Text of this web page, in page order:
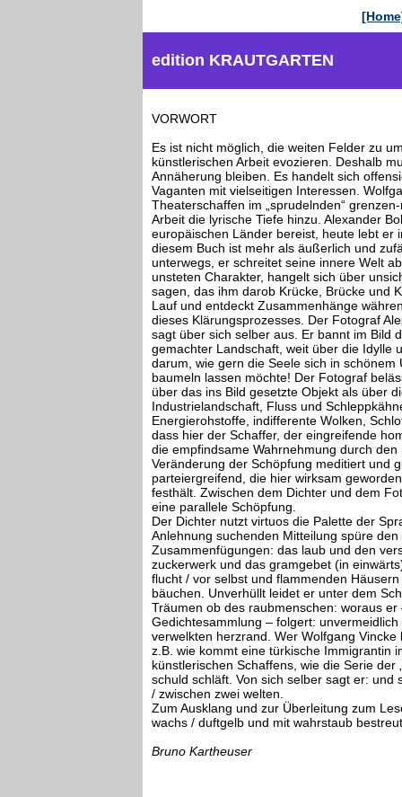
edition KRAUTGARTEN
VORWORT
Es ist nicht möglich, die weiten Felder zu
künstlerischen Arbeit evozieren. Deshalb
Annäherung bleiben. Es handelt sich
Vaganten mit vielseitigen Interessen.
Theaterschaffen im „sprudelnden“
Arbeit die lyrische Tiefe hinzu. Alexander
europäischen Länder bereist, heute lebt er
diesem Buch ist mehr als äußerlich und
unterwegs, er schreitet seine innere Welt
unsteten Charakter, hangelt sich über
sagen, das ihm darob Krücke, Brücke und
Lauf und entdeckt Zusammenhänge
dieses Klärungsprozesses. Der Fotograf
sagt über sich selber aus. Er bannt im Bild
gemachter Landschaft, weit über die Idylle
darum, wie gern die Seele sich in
baumeln lassen möchte! Der Fotograf
über das ins Bild gesetzte Objekt als über
Industrielandschaft, Fluss und
Energierohstoffe, indifferente Wolken,
dass hier der Schaffer, der eingreifende
die empfindsame Wahrnehmung durch
Veränderung der Schöpfung meditiert und
parteiergreifend, die hier wirksam
festhält. Zwischen dem Dichter und dem
eine parallele Schöpfung.
Der Dichter nutzt virtuos die Palette der
Anlehnung suchenden Mitteilung spüre
Zusammenfügungen: das laub und den
zuckerwerk und das gramgebet (in
flucht / vor selbst und flammenden
bäuchen. Unverhüllt leidet er unter dem
Träumen ob des raubmenschen: woraus
Gedichtesammlung – folgert:
verwelkten herzrand. Wer Wolfgang
z.B. wie kommt eine türkische Immigrantin
künstlerischen Schaffens, wie die Serie
schuld schläft. Von sich selber sagt er:
/ zwischen zwei welten.
Zum Ausklang und zur Überleitung zum
wachs / duftgelb und mit wahrstaub
Bruno Kartheuser